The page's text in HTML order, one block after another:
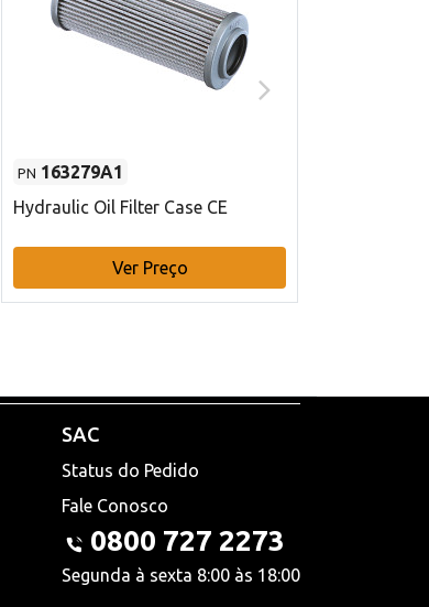
PN 163279A1
Hydraulic Oil Filter Case CE
Ver Preço
SAC
Status do Pedido
Fale Conosco
0800 727 2273
Segunda à sexta 8:00 às 18:00